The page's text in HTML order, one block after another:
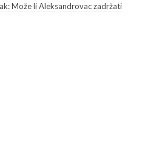
Može li Aleksandrovac zadržati